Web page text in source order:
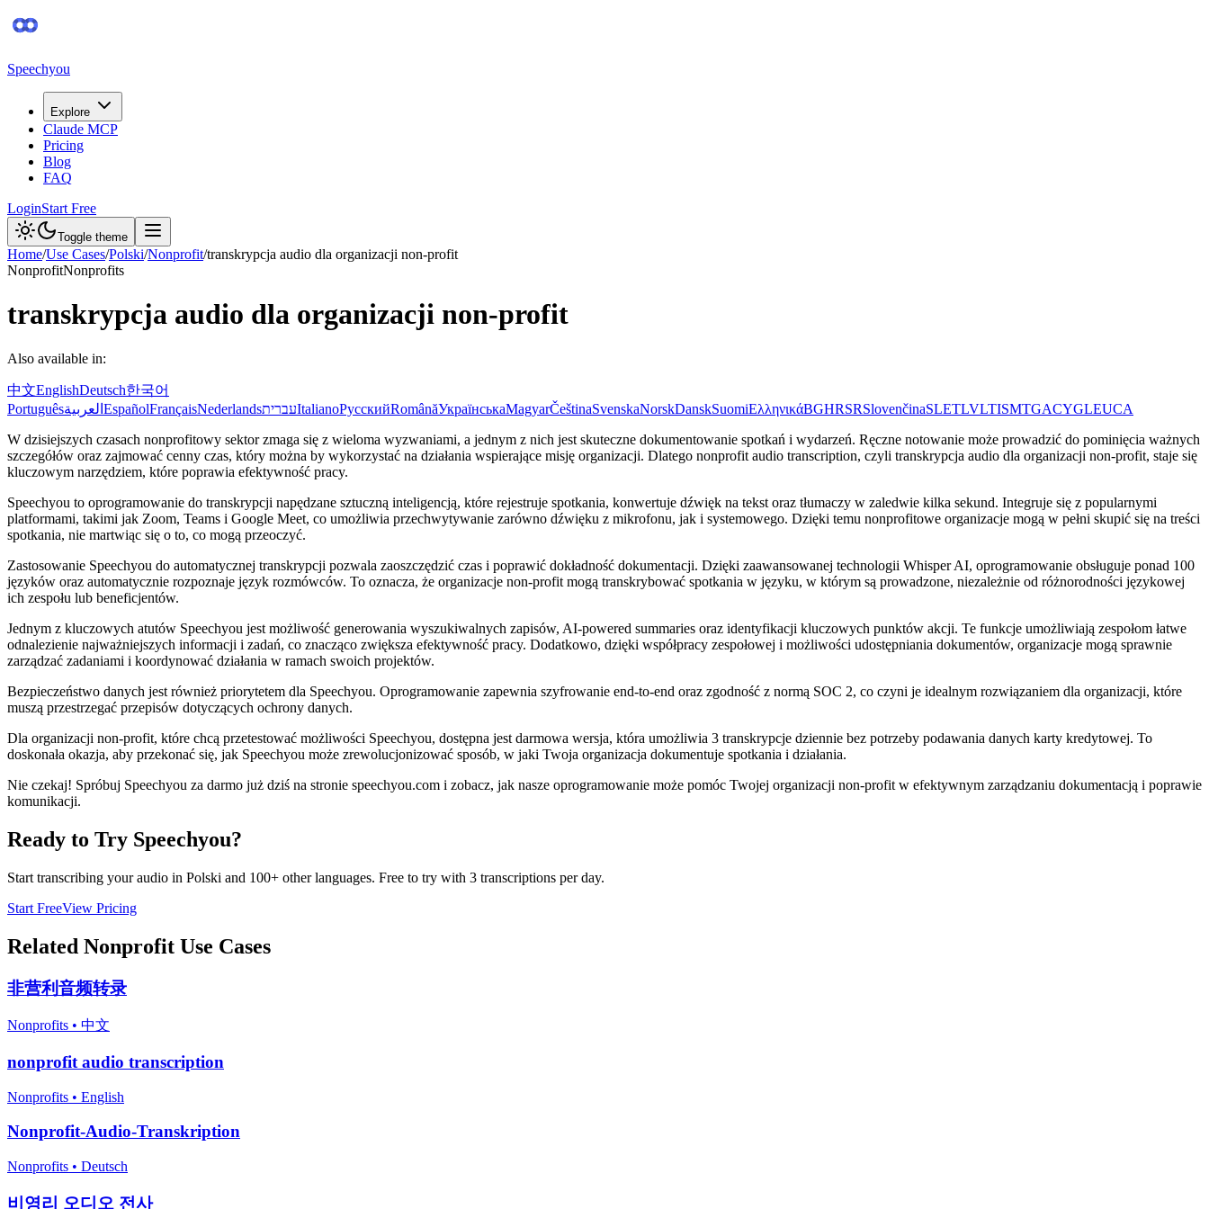
Speechyou
Explore
Claude MCP
Pricing
Blog
FAQ
LoginStart Free
Toggle theme
Home/Use Cases/Polski/Nonprofit/transkrypcja audio dla organizacji non-profit
NonprofitNonprofits
transkrypcja audio dla organizacji non-profit
Also available in:
中文EnglishDeutsch한국어
Portuguêsالعربية EspañolFrançaisNederlandsעבריתItalianoРусскийRomânăУкраїнськаMagyarČeštinaSvenskaNorskDanskSuomiΕλληνικάBGHRSRSlovenčinaSLETLVLTISMTGACYGLEUCA
W dzisiejszych czasach nonprofitowy sektor zmaga się z wieloma wyzwaniami, a jednym z nich jest skuteczne dokumentowanie spotkań i wydarzeń. Ręczne notowanie może prowadzić do pominięcia ważnych
szczegółów oraz zajmować cenny czas, który można by wykorzystać na działania wspierające misję organizacji. Dlatego nonprofit audio transcription, czyli transkrypcja audio dla organizacji non-profit, staje się
kluczowym narzędziem, które poprawia efektywność pracy.
Speechyou to oprogramowanie do transkrypcji napędzane sztuczną inteligencją, które rejestruje spotkania, konwertuje dźwięk na tekst oraz tłumaczy w zaledwie kilka sekund. Integruje się z popularnymi
platformami, takimi jak Zoom, Teams i Google Meet, co umożliwia przechwytywanie zarówno dźwięku z mikrofonu, jak i systemowego. Dzięki temu nonprofitowe organizacje mogą w pełni skupić się na treści
spotkania, nie martwiąc się o to, co mogą przeoczyć.
Zastosowanie Speechyou do automatycznej transkrypcji pozwala zaoszczędzić czas i poprawić dokładność dokumentacji. Dzięki zaawansowanej technologii Whisper AI, oprogramowanie obsługuje ponad 100
języków oraz automatycznie rozpoznaje język rozmówców. To oznacza, że organizacje non-profit mogą transkrybować spotkania w języku, w którym są prowadzone, niezależnie od różnorodności językowej
ich zespołu lub beneficjentów.
Jednym z kluczowych atutów Speechyou jest możliwość generowania wyszukiwalnych zapisów, AI-powered summaries oraz identyfikacji kluczowych punktów akcji. Te funkcje umożliwiają zespołom łatwe
odnalezienie najważniejszych informacji i zadań, co znacząco zwiększa efektywność pracy. Dodatkowo, dzięki współpracy zespołowej i możliwości udostępniania dokumentów, organizacje mogą sprawnie
zarządzać zadaniami i koordynować działania w ramach swoich projektów.
Bezpieczeństwo danych jest również priorytetem dla Speechyou. Oprogramowanie zapewnia szyfrowanie end-to-end oraz zgodność z normą SOC 2, co czyni je idealnym rozwiązaniem dla organizacji, które
muszą przestrzegać przepisów dotyczących ochrony danych.
Dla organizacji non-profit, które chcą przetestować możliwości Speechyou, dostępna jest darmowa wersja, która umożliwia 3 transkrypcje dziennie bez potrzeby podawania danych karty kredytowej. To
doskonała okazja, aby przekonać się, jak Speechyou może zrewolucjonizować sposób, w jaki Twoja organizacja dokumentuje spotkania i działania.
Nie czekaj! Spróbuj Speechyou za darmo już dziś na stronie speechyou.com i zobacz, jak nasze oprogramowanie może pomóc Twojej organizacji non-profit w efektywnym zarządzaniu dokumentacją i poprawie
komunikacji.
Ready to Try Speechyou?
Start transcribing your audio in Polski and 100+ other languages. Free to try with 3 transcriptions per day.
Start FreeView Pricing
Related Nonprofit Use Cases
非营利音频转录
Nonprofits • 中文
nonprofit audio transcription
Nonprofits • English
Nonprofit-Audio-Transkription
Nonprofits • Deutsch
비영리 오디오 전사